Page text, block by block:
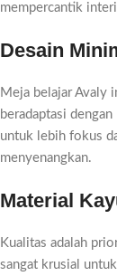
mempercantik
Desain
Meja belajar Avaly
beradaptasi
untuk lebih fokus
menyenangkan.
Material
Kualitas adalah
sangat krusial